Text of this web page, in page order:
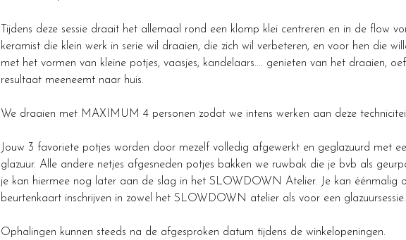
Tijdens deze sessie draait het allemaal rond een klomp klei centreren en in de flow
keramist die klein werk in serie wil draaien, die zich wil verbeteren, en voor hen die
met het vormen van kleine potjes, vaasjes, kandelaars.... genieten van het draaien,
resultaat meeneemt naar huis.
We draaien met MAXIMUM 4 personen zodat we intens werken aan deze
Jouw 3 favoriete potjes worden door mezelf volledig afgewerkt en geglazuurd met
glazuur. Alle andere netjes afgesneden potjes bakken we ruwbak die je bvb als
je kan hiermee nog later aan de slag in het SLOWDOWN Atelier. Je kan éénmalig
beurtenkaart inschrijven in zowel het SLOWDOWN atelier als voor een glazuursessie.
Ophalingen kunnen steeds na de afgesproken datum tijdens de winkelopeningen.